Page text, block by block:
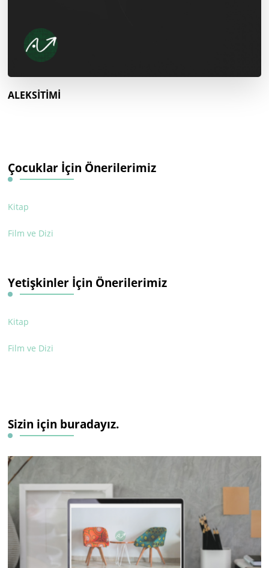
ALEKSİTİMİ
Çocuklar İçin Önerilerimiz
Kitap
Film ve Dizi
Yetişkinler İçin Önerilerimiz
Kitap
Film ve Dizi
Sizin için buradayız.